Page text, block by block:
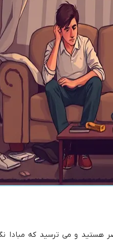
هستید و می ترسید که مبادا